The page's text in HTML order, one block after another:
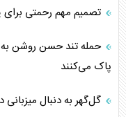
تصمیم مهم رحمتی برای
حمله تند حسن روشن به
پاک می‌کنند
گل‌گهر به دنبال میزبانی